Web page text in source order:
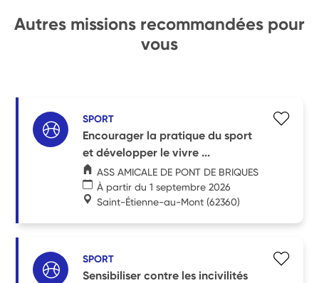
Autres missions recommandées pour
vous
SPORT
Encourager la pratique du sport
et développer le vivre ...
ASS AMICALE DE PONT DE BRIQUES
À partir du 1 septembre 2026
Saint-Étienne-au-Mont (62360)
SPORT
Sensibiliser contre les incivilités